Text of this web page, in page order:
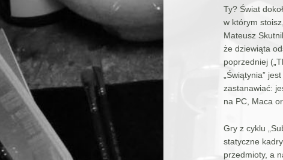
Ty? Świat
w którym
Mateusz
że dziewiąta
poprzedniej
„Świątynia”
zastanawiać:
na PC, Maca
Gry z cyklu
statyczne
przedmioty, a